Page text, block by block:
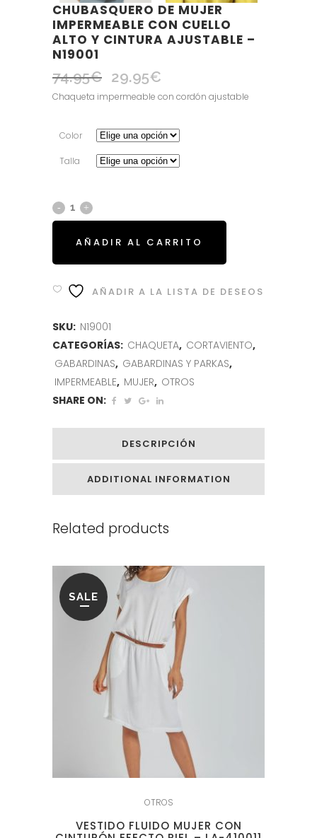
CHUBASQUERO DE MUJER
IMPERMEABLE CON CUELLO
ALTO Y CINTURA AJUSTABLE –
N19001
74.95€
El
precio
era:
29.95€
precio
es:
Chaqueta impermeable con cordón ajustable
Color
Talla
AÑADIR AL CARRITO
AÑADIR A LA LISTA DE DESEOS
SKU: N19001
CATEGORÍAS: CHAQUETA, CORTAVIENTO,
GABARDINAS, GABARDINAS Y PARKAS,
IMPERMEABLE, MUJER, OTROS
SHARE ON:
DESCRIPCIÓN
ADDITIONAL INFORMATION
Related products
SALE
OTROS
VESTIDO FLUIDO MUJER CON